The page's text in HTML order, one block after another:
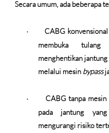
Secara umum, ada beberapa
· CABG
membuka
menghentikan
melalui mesin bypass
· CABG tanpa mesin
pada jantung
mengurangi risiko